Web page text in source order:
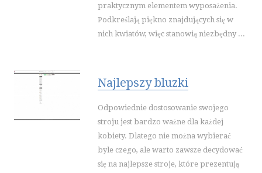
DIETETYKA, ODCHUDZANIE
KOSMETYKI
SPRZĘT MEDYCZNY
OPROGRAMOWANIE
STRONY INTERNETOWE
KONTAKT
praktycznym elementem wyposażenia.
Podkreślają piękno znajdujących się w
nich kwiatów, więc stanowią niezbędny ...
Najlepszy bluzki
Odpowiednie dostosowanie swojego
stroju jest bardzo ważne dla każdej
kobiety. Dlatego nie można wybierać
byle czego, ale warto zawsze decydować
się na najlepsze stroje, które prezentują